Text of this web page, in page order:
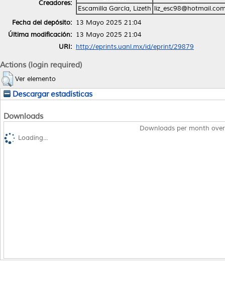
Creadores:
Escamilla García, Lizeth
Fecha del depósito: 13 Mayo 2025 21:04
Última modificación: 13 Mayo 2025 21:04
URI: http://eprints.uanl.mx/id/eprint/29879
Actions (login required)
Ver elemento
Descargar estadísticas
Downloads
Downloads per month
Loading...